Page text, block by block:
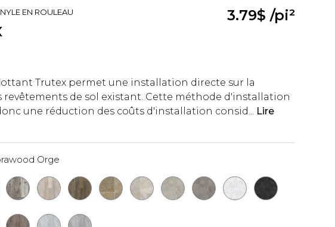
EN ROULEAU 3.79$ /pi²
Trutex permet une installation directe sur la
revêtements de sol existant. Cette méthode d'installation
une réduction des coûts d'installation consid...
Lire
Orge